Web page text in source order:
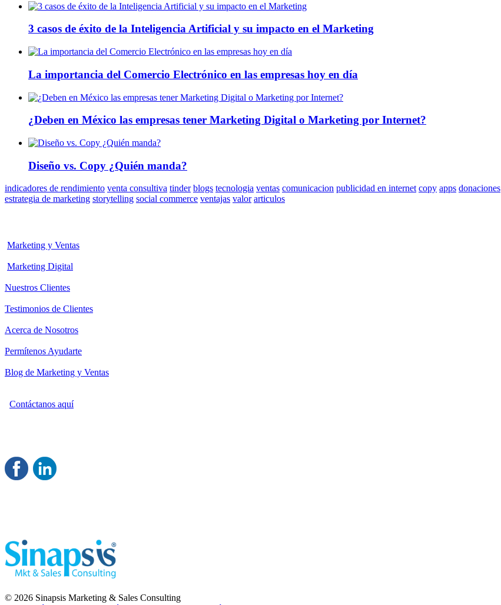
3 casos de éxito de la Inteligencia Artificial y su impacto en el Marketing
La importancia del Comercio Electrónico en las empresas hoy en día
¿Deben en México las empresas tener Marketing Digital o Marketing por Internet?
Diseño vs. Copy ¿Quién manda?
indicadores de rendimiento venta consultiva tinder blogs tecnologia ventas comunicacion publicidad en internet copy apps donaciones
estrategia de marketing storytelling social commerce ventajas valor articulos
Marketing y Ventas
Marketing Digital
Nuestros Clientes
Testimonios de Clientes
Acerca de Nosotros
Permítenos Ayudarte
Blog de Marketing y Ventas
Contáctanos aquí
© 2026 Sinapsis Marketing & Sales Consulting